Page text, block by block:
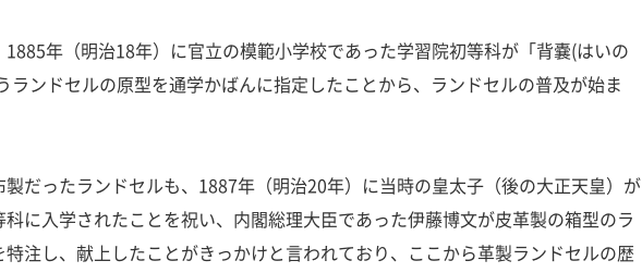
年（明治18年）に官立の模範小学校であった学習院初等科が「背嚢(はいの
ランドセルの原型を通学かばんに指定したことから、ランドセルの普及が始ま
だったランドセルも、1887年（明治20年）に当時の皇太子（後の大正天皇）が
科に入学されたことを祝い、内閣総理大臣であった伊藤博文が皮革製の箱型のラ
特注し、献上したことがきっかけと言われており、ここから革製ランドセルの歴